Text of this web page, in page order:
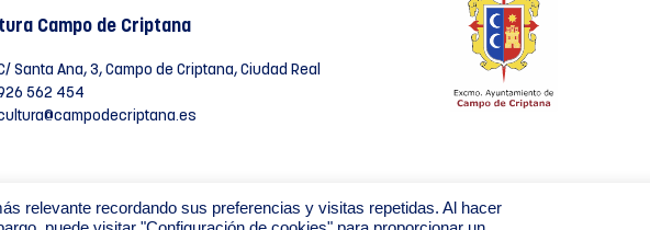
Campo de Criptana
Santa Ana, 3, Campo de Criptana, Ciudad Real
562 454
relevante recordando sus preferencias y visitas repetidas. Al hacer